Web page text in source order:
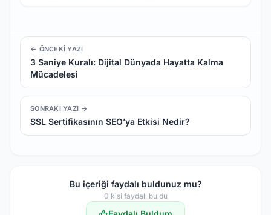
← ÖNCEKI YAZI
3 Saniye Kuralı: Dijital Dünyada Hayatta Kalma
Mücadelesi
SONRAKI YAZI →
SSL Sertifikasının SEO’ya Etkisi Nedir?
Bu içeriği faydalı buldunuz mu?
0 kişi faydalı buldu